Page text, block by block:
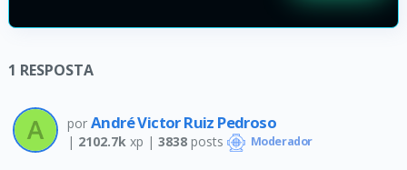
1 RESPOSTA
por André Victor Ruiz Pedroso
| 2102.7k xp | 3838posts Moderador